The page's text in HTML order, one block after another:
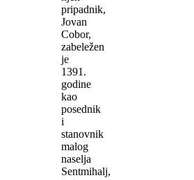
pripadnik,
Jovan
Cobor,
zabeležen
je
1391.
godine
kao
posednik
i
stanovnik
malog
naselja
Sentmihalj,